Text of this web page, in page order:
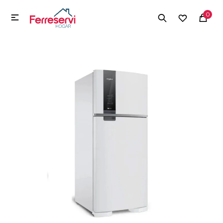
0

MI CUENTA
Herramientas y Construcción